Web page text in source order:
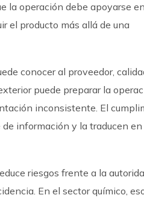
la operación debe apoyarse
el producto más allá de una
conocer al proveedor,
puede preparar la
inconsistente. El
información y la traducen en
riesgos frente a la
En el sector químico,